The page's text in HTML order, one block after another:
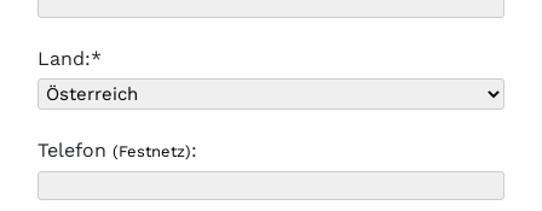
Land:*
Telefon (Festnetz):